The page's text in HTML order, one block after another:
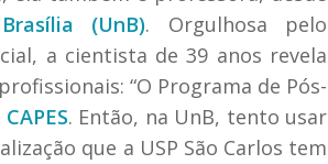
(UnB). Orgulhosa pelo
a cientista de 39 anos revela
“O Programa de Pós-
CAPES. Então, na UnB, tento usar
que a USP São Carlos tem